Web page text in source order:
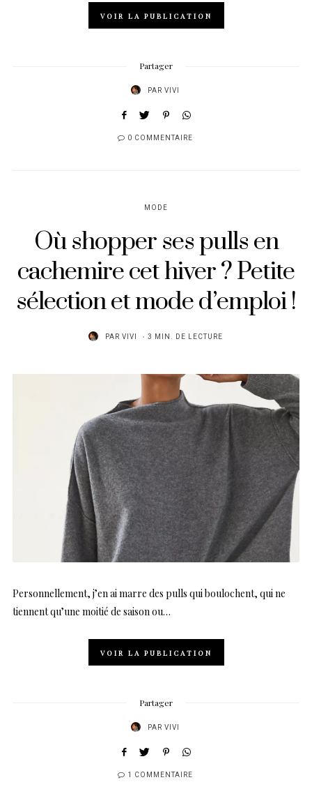
VOIR LA PUBLICATION
Partager
PAR VIVI
0 COMMENTAIRE
MODE
Où shopper ses pulls en
cachemire cet hiver ? Petite
sélection et mode d’emploi !
PAR VIVI 3 MIN. DE LECTURE
Personnellement, j’en ai marre des pulls qui boulochent, qui ne
tiennent qu’une moitié de saison ou…
VOIR LA PUBLICATION
Partager
PAR VIVI
1 COMMENTAIRE